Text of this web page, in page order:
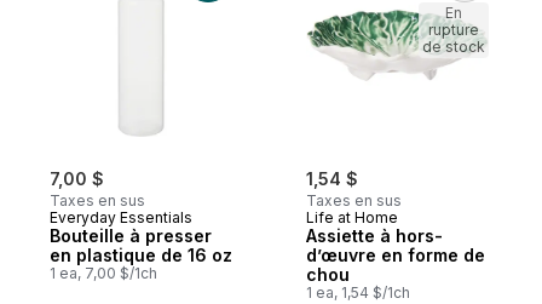
7,00 $
Taxes en sus
Everyday Essentials
Bouteille à presser
en plastique de 16 oz
1 ea, 7,00 $/1ch
1,54 $
Taxes en sus
Life at Home
Assiette à hors-
d’œuvre en forme de
chou
1 ea, 1,54 $/1ch
En
rupture
de stock